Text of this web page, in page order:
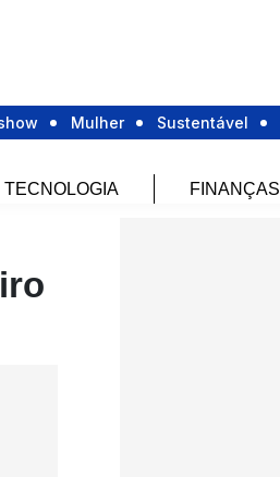
Mulher Sustentável
TECNOLOGIA FINANÇAS